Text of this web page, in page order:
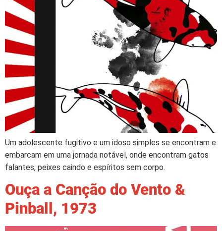
Um adolescente fugitivo e um idoso simples se encontram e
embarcam em uma jornada notável, onde encontram gatos
falantes, peixes caindo e espíritos sem corpo.
Ouça a Canção do Vento &
Pinball, 1973